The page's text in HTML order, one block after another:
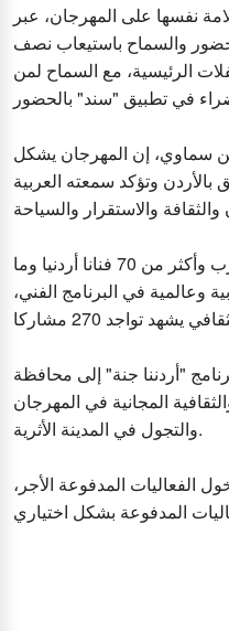
نفسها على المهرجان، عبر
والسماح باستيعاب نصف
الرئيسية، مع السماح لمن
سماوي، إن المهرجان يشكل
بالأردن وتؤكد سمعته العربية
ويشارك في المهرجان 5 نجوم عرب وأكثر من 70 فنانا أردنيا وما
وعالمية في البرنامج الفني،
"أردننا جنة" إلى محافظة
المجانية في المهرجان
والتجول في المدينة الأثرية.
الفعاليات المدفوعة الأجر،